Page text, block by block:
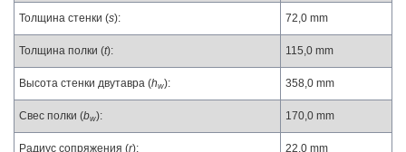
Толщина стенки (s): 72,0 mm
Толщина полки (t): 115,0 mm
Высота стенки двутавра (hw): 358,0 mm
Свес полки (bw): 170,0 mm
Радиус сопряжения (r): 22,0 mm